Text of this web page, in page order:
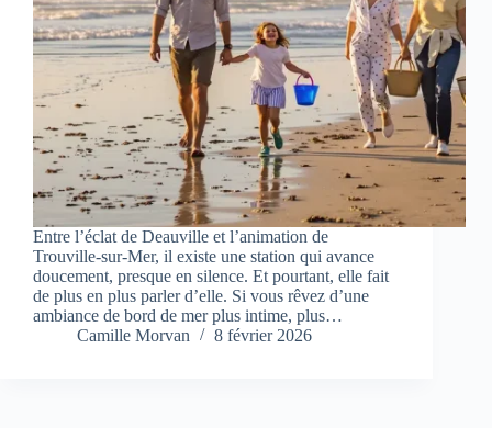
Entre l’éclat de Deauville et l’animation de
Trouville-sur-Mer, il existe une station qui avance
doucement, presque en silence. Et pourtant, elle fait
de plus en plus parler d’elle. Si vous rêvez d’une
ambiance de bord de mer plus intime, plus…
Camille Morvan
8 février 2026